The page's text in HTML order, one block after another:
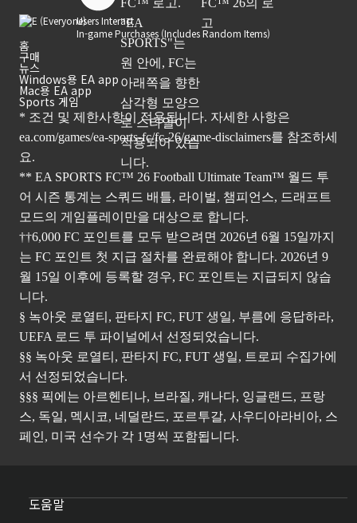
Users Interact
In-game Purchases (Includes Random Items)
홈
구매
뉴스
Windows용 EA app
Mac용 EA app
Sports 게임
* 조건 및 제한사항이 적용됩니다. 자세한 사항은
ea.com/games/ea-sports-fc/fc-26/game-disclaimers를 참조하세
요.
** EA SPORTS FC™ 26 Football Ultimate Team™ 월드 투
어 시즌 통계는 스쿼드 배틀, 라이벌, 챔피언스, 드래프트
모드의 게임플레이만을 대상으로 합니다.
††6,000 FC 포인트를 모두 받으려면 2026년 6월 15일까지
는 FC 포인트 첫 지급 절차를 완료해야 합니다. 2026년 9
월 15일 이후에 등록할 경우, FC 포인트는 지급되지 않습
니다.
§ 녹아웃 로열티, 판타지 FC, FUT 생일, 부름에 응답하라,
UEFA 로드 투 파이널에서 선정되었습니다.
§§ 녹아웃 로열티, 판타지 FC, FUT 생일, 트로피 수집가에
서 선정되었습니다.
§§§ 픽에는 아르헨티나, 브라질, 캐나다, 잉글랜드, 프랑
스, 독일, 멕시코, 네덜란드, 포르투갈, 사우디아라비아, 스
페인, 미국 선수가 각 1명씩 포함됩니다.
도움말